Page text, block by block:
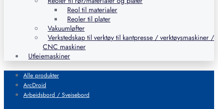
Reol til materialer
Reoler til plater
Vakuumløfter
Verkstedskap til verktøy til kantpresse / verktøysmaskiner /
CNC maskiner
Utleiemaskiner
Alle produkter
ArcDroid
Arbeidsbord / Sveisebord